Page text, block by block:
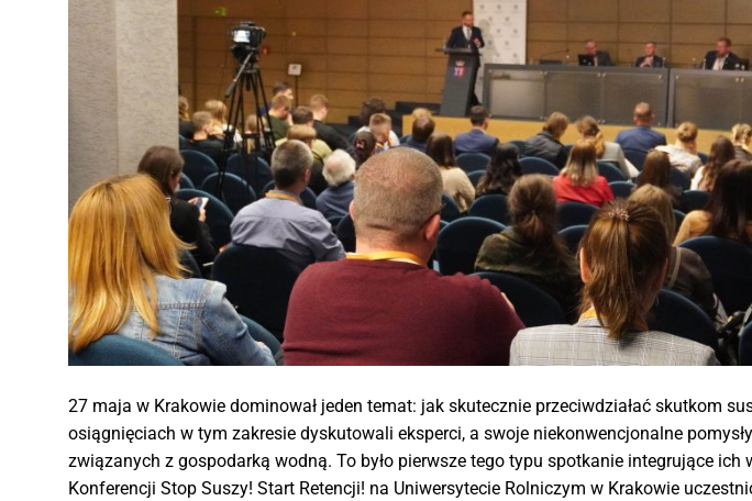
27 maja w Krakowie dominował jeden temat: jak skutecznie przeciwdziałać skutkom
osiągnięciach w tym zakresie dyskutowali eksperci, a swoje niekonwencjonalne
związanych z gospodarką wodną. To było pierwsze tego typu spotkanie integrujące ich
Konferencji Stop Suszy! Start Retencji! na Uniwersytecie Rolniczym w Krakowie